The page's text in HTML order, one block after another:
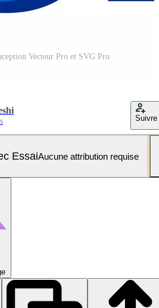
Vecteur Pro et SVG Pro
Suivre
EssaiAucune attribution requise